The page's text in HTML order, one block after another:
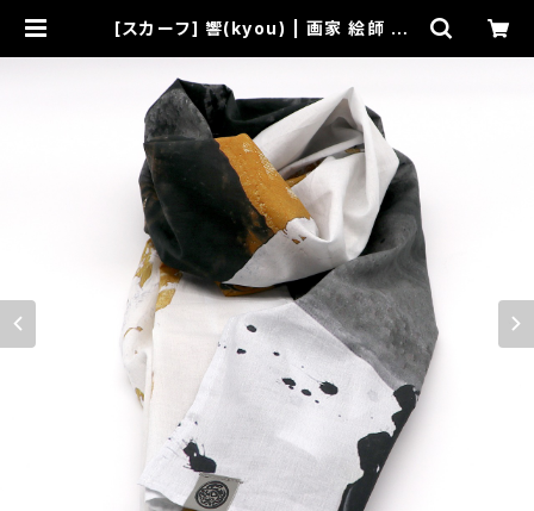
[スカーフ] 響(kyou) | 画家 絵師 OZ